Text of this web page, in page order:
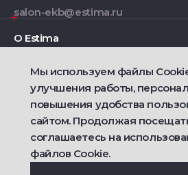
salon-ekb@estima.ru
О Estima
Дизайнерам
Фирменные салоны
2021 — 2026 © Estima
Политика конфиденциальности
Договор публичной оферты о
Мы используем файлы
улучшения работы,
повышения удобства
сайтом. Продолжая
соглашаетесь на
файлов Cookie.